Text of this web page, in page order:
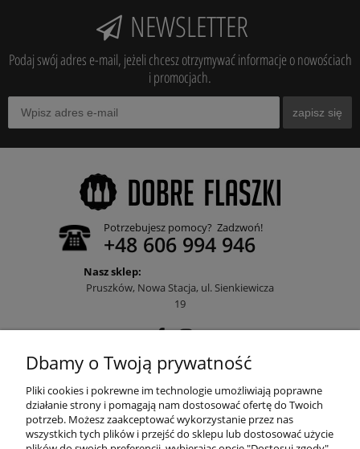
NEWSLETTER
Podaj swój adres e-mail, jeżeli chcesz otrzymywać informacje o nowościach
i promocjach.
zapisz się
Potrzebujesz pomocy? Zadzwoń!
+48 606 994 946
Nasz sklep:
Pruszków, Nowa Stacja, ul. Sienkiewicza
19
POMOC
MOJE KONTO
Dbamy o Twoją prywatność
Pliki cookies i pokrewne im technologie umożliwiają poprawne
działanie strony i pomagają nam dostosować ofertę do Twoich
potrzeb. Możesz zaakceptować wykorzystanie przez nas
wszystkich tych plików i przejść do sklepu lub dostosować użycie